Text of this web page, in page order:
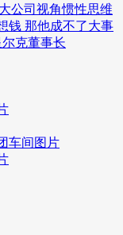
公司视角惯性思维
钱 那他成不了大事
克董事长
车间图片